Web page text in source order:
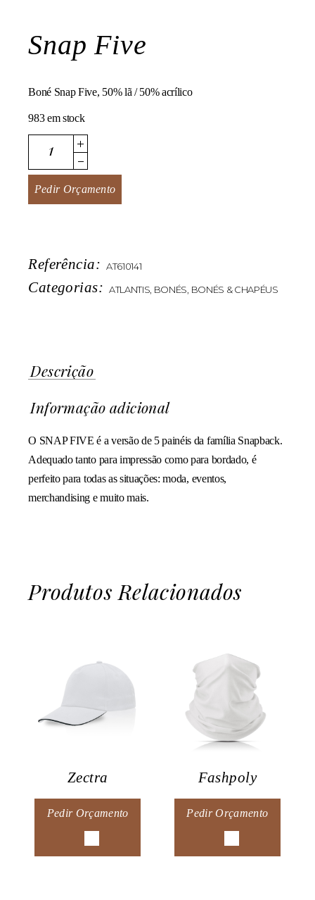
Snap Five
Boné Snap Five, 50% lã / 50% acrílico
983 em stock
Snap Five quantity
Pedir Orçamento
Referência: AT610141
Categorias: ATLANTIS, BONÉS, BONÉS & CHAPÉUS
Descrição
Informação adicional
O SNAP FIVE é a versão de 5 painéis da família Snapback.
Adequado tanto para impressão como para bordado, é
perfeito para todas as situações: moda, eventos,
merchandising e muito mais.
Produtos Relacionados
Zectra
Pedir Orçamento
Fashpoly
Pedir Orçamento